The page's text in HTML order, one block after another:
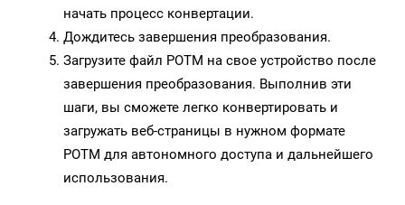
начать процесс конвертации.
Дождитесь завершения преобразования.
Загрузите файл POTM на свое устройство после
завершения преобразования. Выполнив эти
шаги, вы сможете легко конвертировать и
загружать веб-страницы в нужном формате
POTM для автономного доступа и дальнейшего
использования.